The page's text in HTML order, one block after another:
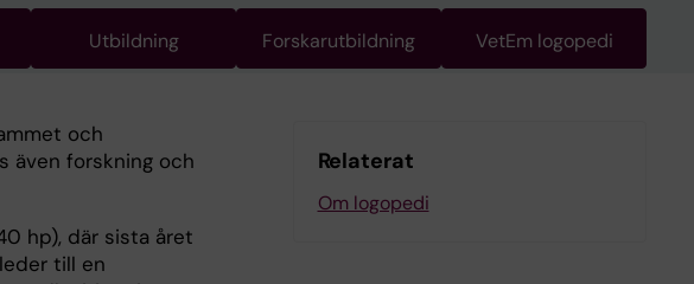
Utbildning Forskarutbildning VetEm logopedi
och
även forskning och
hp), där sista året
till en
Relaterat
Om logopedi